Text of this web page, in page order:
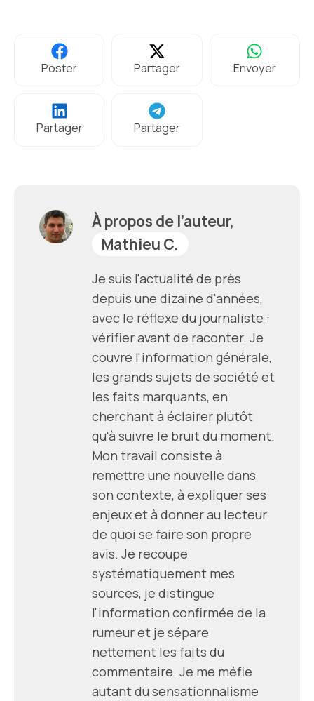
Poster Partager Envoyer
Partager Partager
À propos de l’auteur,
Mathieu C.
Je suis l'actualité de près
depuis une dizaine d'années,
avec le réflexe du journaliste :
vérifier avant de raconter. Je
couvre l'information générale,
les grands sujets de société et
les faits marquants, en
cherchant à éclairer plutôt
qu'à suivre le bruit du moment.
Mon travail consiste à
remettre une nouvelle dans
son contexte, à expliquer ses
enjeux et à donner au lecteur
de quoi se faire son propre
avis. Je recoupe
systématiquement mes
sources, je distingue
l'information confirmée de la
rumeur et je sépare
nettement les faits du
commentaire. Je me méfie
autant du sensationnalisme